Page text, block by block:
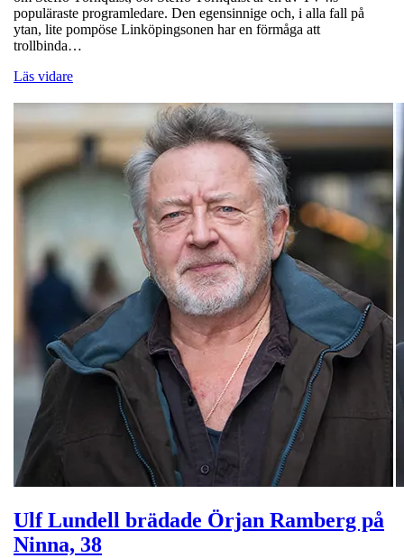
populäraste programledare. Den egensinnige och, i alla fall på
ytan, lite pompöse Linköpingsonen har en förmåga att
trollbinda…
Läs vidare
Ulf Lundell brädade Örjan Ramberg på
Ninna, 38